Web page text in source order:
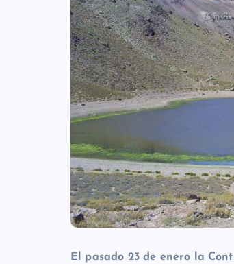
El pasado 23 de enero la